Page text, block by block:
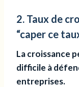
2. Taux de
“caper ce
La croissance
difficile à
entreprises.